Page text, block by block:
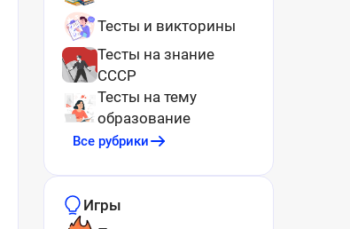
Тесты и викторины
Тесты на знание
СССР
Тесты на тему
образование
Все рубрики
Игры